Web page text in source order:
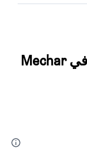
اعثر على نتائج أفضل لإقامتك في Mechar